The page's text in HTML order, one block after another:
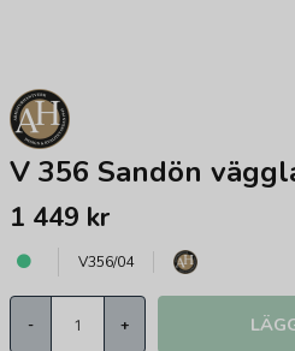
V 356 Sandön
1 449 kr
V356/04
- +